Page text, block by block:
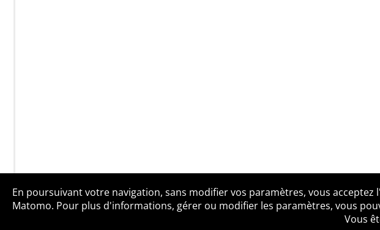
Qui sommes-nous ? Mentions
En poursuivant votre navigation, sans modifier vos paramètres, vous
Matomo. Pour plus d'informations, gérer ou modifier les paramètres, vous
Vous